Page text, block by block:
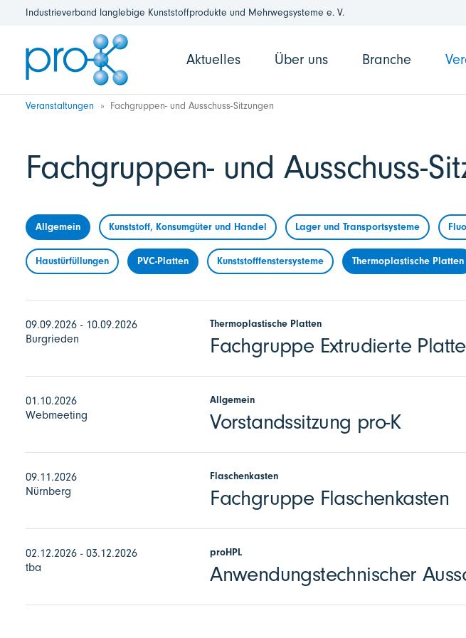
Industrieverband langlebige Kunststoffprodukte und Mehrwegsysteme e. V.
Aktuelles Über uns Branche
Veranstaltungen Fachgruppen- und Ausschuss-Sitzungen
Fachgruppen- und Ausschuss-
Allgemein Kunststoff, Konsumgüter und Handel Lager und Transportsysteme
Haustürfüllungen PVC-Platten Kunststofffenstersysteme Thermoplastische Platten
09.09.2026 - 10.09.2026
Burgrieden
Thermoplastische Platten
Fachgruppe Extrudierte
01.10.2026
Webmeeting
Allgemein
Vorstandssitzung pro-K
09.11.2026
Nürnberg
Flaschenkasten
Fachgruppe Flaschenkasten
02.12.2026 - 03.12.2026
tba
proHPL
Anwendungstechnischer